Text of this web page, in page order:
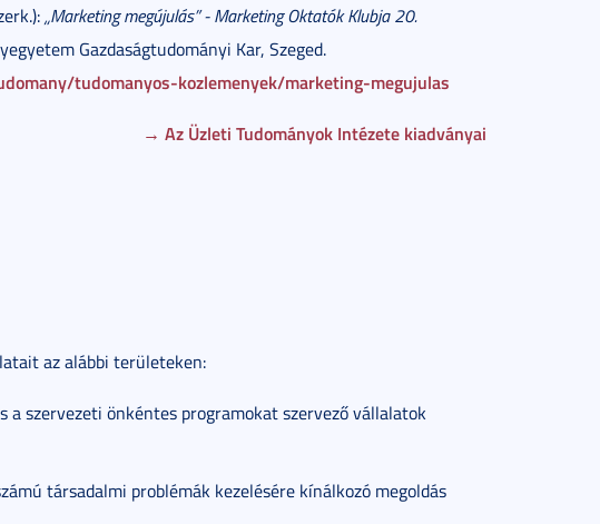
„Marketing megújulás” - Marketing Oktatók Klubja 20.
Gazdaságtudományi Kar, Szeged.
tudomanyos-kozlemenyek/marketing-megujulas
→ Az Üzleti Tudományok Intézete kiadványai
az alábbi területeken:
a szervezeti önkéntes programokat szervező vállalatok
társadalmi problémák kezelésére kínálkozó megoldás